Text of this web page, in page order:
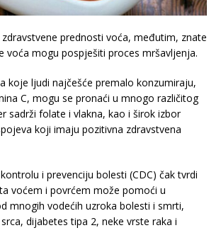
prednosti voća, međutim, znate
voća mogu pospješiti proces mršavljenja.
koje ljudi najčešće premalo konzumiraju,
C, mogu se pronaći u mnogo različitog
sadrži folate i vlakna, kao i širok izbor
koji imaju pozitivna zdravstvena
i prevenciju bolesti (CDC) čak tvrdi
voćem i povrćem može pomoći u
mnogih vodećih uzroka bolesti i smrti,
dijabetes tipa 2, neke vrste raka i